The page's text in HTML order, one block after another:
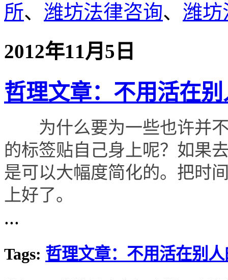
所、 潍坊法律咨询、 潍坊
2012年11月5日
哲理文章：不用活在
为什么要为一些也许并不
的标签贴自己身上呢？如果
是可以大幅度简化的。把时
上好了。
...
Tags: 哲理文章：不用活在别